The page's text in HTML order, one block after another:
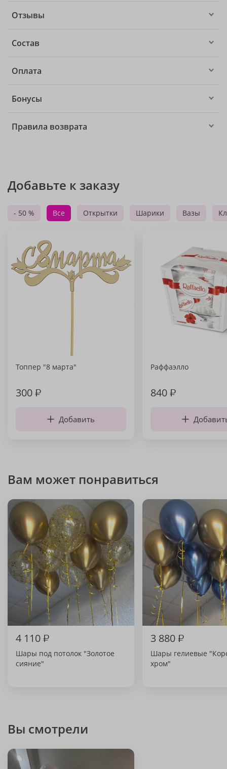
Отзывы
Состав
Оплата
Бонусы
Правила возврата
Добавьте к заказу
- 50 % Все Открытки Шарики Вазы
Топпер "8 марта"
300₽
Добавить
Раффаэлло
840₽
Вам может понравиться
4 110₽
Шары под потолок "Золотое
сияние"
3 880₽
Шары гелиевые
хром"
Вы смотрели